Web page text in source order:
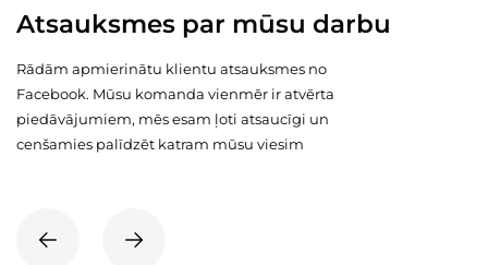
Atsauksmes par mūsu darbu
Rādām apmierinātu klientu atsauksmes no
Facebook. Mūsu komanda vienmēr ir atvērta
piedāvājumiem, mēs esam ļoti atsaucīgi un
cenšamies palīdzēt katram mūsu viesim